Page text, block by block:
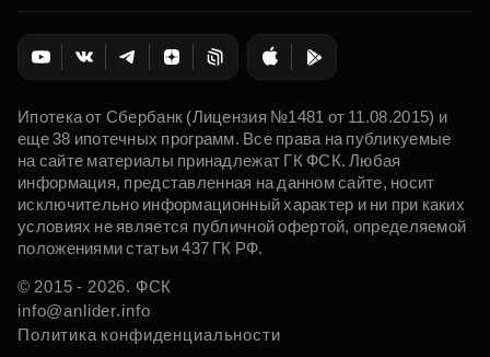
Ипотека от Сбербанк (Лицензия №1481 от 11.08.2015) и
еще 38 ипотечных программ. Все права на публикуемые
на сайте материалы принадлежат ГК ФСК. Любая
информация, представленная на данном сайте, носит
исключительно информационный характер и ни при каких
условиях не является публичной офертой, определяемой
положениями статьи 437 ГК РФ.
© 2015 - 2026. ФСК
info@anlider.info
Политика конфиденциальности